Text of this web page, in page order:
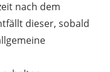
nach dem
dieser, sobald